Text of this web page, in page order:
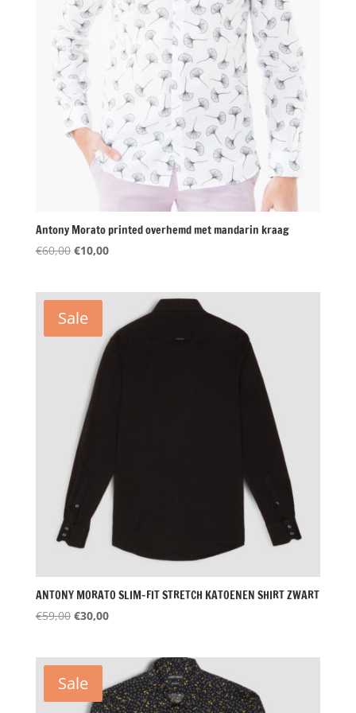
Antony Morato printed overhemd met mandarin kraag
€60,00 Oorspronkelijke
€60,00.
€10,00Huidige
Sale
ANTONY MORATO SLIM-FIT STRETCH KATOENEN SHIRT ZWART
€59,00 Oorspronkelijke
€59,00.
€30,00Huidige
€30,00.
Sale